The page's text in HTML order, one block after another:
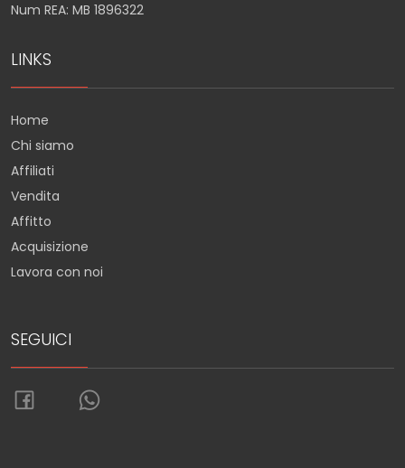
Num REA: MB 1896322
LINKS
Home
Chi siamo
Affiliati
Vendita
Affitto
Acquisizione
Lavora con noi
SEGUICI